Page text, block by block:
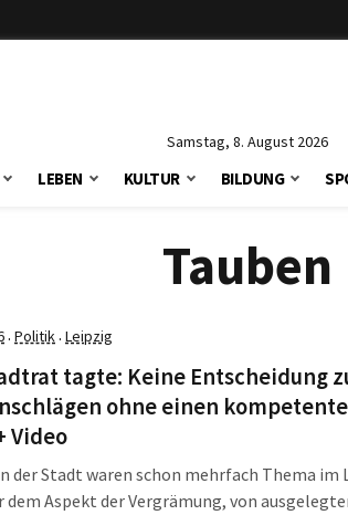
Samstag, 8. August 2026
LEBEN KULTUR BILDUNG
Tauben
· Politik· Leipzig
tagte: Keine Entscheidung
ohne einen
Video
der Stadt waren schon mehrfach Thema
dem Aspekt der Vergrämung, von